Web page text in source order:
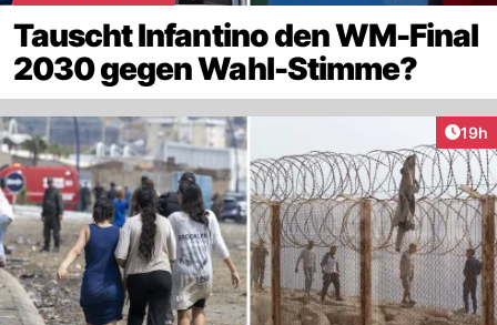
Tauscht Infantino den WM-Final
2030 gegen Wahl-Stimme?
19h